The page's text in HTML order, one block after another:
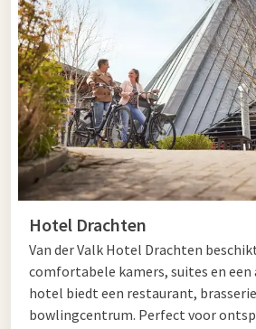
service in een moderne omgeving.
Onderweg in Noord-Holland? Hotel
restaurant met een sfeervolle
voor zowel zakelijke als particuliere
Drachten is een ideale tussenstop
ontbijt, lunch of diner tijdens uw reis.
InGroningenvindt u meerdere
langs de A7. Hotel Groningen -
snelweg en is perfect bereikbaar voor
zakelijke afspraak. Daarnaast biedt
Zuidbroek een uitstekende locatie voor
zijn richting Duitsland of Noordoost-
Hotel Drachten
Van der Valk Hotel Drachten
comfortabele kamers, suites en
hotel biedt een restaurant,
bowlingcentrum. Perfect voor